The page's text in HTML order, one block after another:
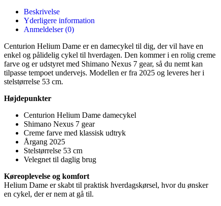
Beskrivelse
Yderligere information
Anmeldelser (0)
Centurion Helium Dame er en damecykel til dig, der vil have en
enkel og pålidelig cykel til hverdagen. Den kommer i en rolig creme
farve og er udstyret med Shimano Nexus 7 gear, så du nemt kan
tilpasse tempoet undervejs. Modellen er fra 2025 og leveres her i
stelstørrelse 53 cm.
Højdepunkter
Centurion Helium Dame damecykel
Shimano Nexus 7 gear
Creme farve med klassisk udtryk
Årgang 2025
Stelstørrelse 53 cm
Velegnet til daglig brug
Køreoplevelse og komfort
Helium Dame er skabt til praktisk hverdagskørsel, hvor du ønsker
en cykel, der er nem at gå til.